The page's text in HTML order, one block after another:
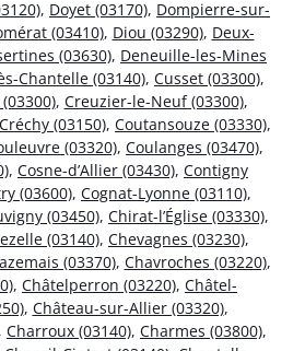
, Doyet (03170), Dompierre-sur-
(03410), Diou (03290), Deux-
(03630), Deneuille-les-Mines
Chantelle (03140), Cusset (03300),
, Creuzier-le-Neuf (03300),
Créchy (03150), Coutansouze (03330),
(03320), Coulanges (03470),
, Cosne-d’Allier (03430), Contigny
(03600), Cognat-Lyonne (03110),
(03450), Chirat-l’Église (03330),
(03140), Chevagnes (03230),
(03370), Chavroches (03220),
, Châtelperron (03220), Châtel-
, Château-sur-Allier (03320),
, Charroux (03140), Charmes (03800),